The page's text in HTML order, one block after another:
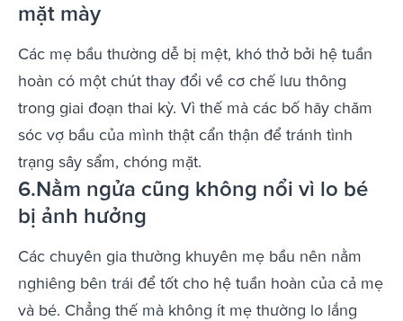
mặt mày
Các mẹ bầu thường dễ bị mệt, khó thở bởi hệ tuần
hoàn có một chút thay đổi về cơ chế lưu thông
trong giai đoạn thai kỳ. Vì thế mà các bố hãy chăm
sóc vợ bầu của mình thật cẩn thận để tránh tình
trạng sây sẩm, chóng mặt.
6.Nằm ngửa cũng không nổi vì lo bé
bị ảnh hưởng
Các chuyên gia thường khuyên mẹ bầu nên nằm
nghiêng bên trái để tốt cho hệ tuần hoàn của cả mẹ
và bé. Chẳng thế mà không ít mẹ thường lo lắng